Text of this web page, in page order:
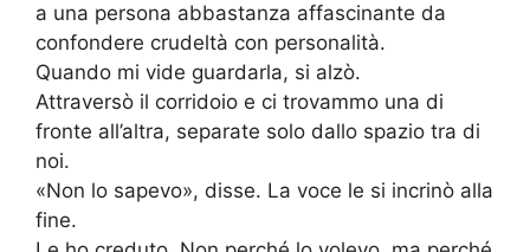
a una persona abbastanza affascinante da
confondere crudeltà con personalità.
Quando mi vide guardarla, si alzò.
Attraversò il corridoio e ci trovammo una di
fronte all’altra, separate solo dallo spazio tra di
noi.
«Non lo sapevo», disse. La voce le si incrinò alla
fine.